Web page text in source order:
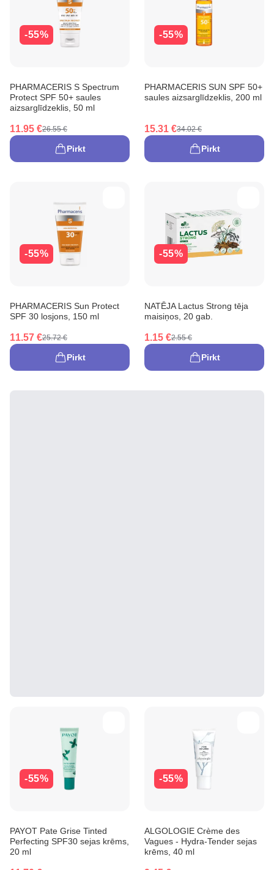
-55%
PHARMACERIS S Spectrum
Protect SPF 50+ saules
aizsarglīdzeklis, 50 ml
11.95 €26.55 €
Pirkt
-55%
PHARMACERIS SUN SPF 50+
saules aizsarglīdzeklis, 200 ml
15.31 €34.02 €
Pirkt
-55%
PHARMACERIS Sun Protect
SPF 30 losjons, 150 ml
11.57 €25.72 €
Pirkt
-55%
NATĒJA Lactus Strong tēja
maisiņos, 20 gab.
1.15 €2.55 €
Pirkt
-55%
PAYOT Pate Grise Tinted
Perfecting SPF30 sejas krēms,
20 ml
-55%
ALGOLOGIE Crème des
Vagues - Hydra-Tender sejas
krēms, 40 ml